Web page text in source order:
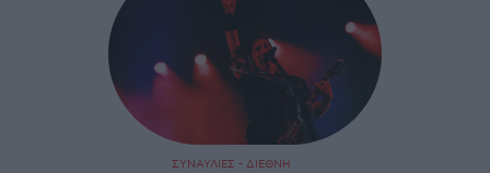
ΣΥΝΑΥΛΙΕΣ - ΔΙΕΘΝΗ